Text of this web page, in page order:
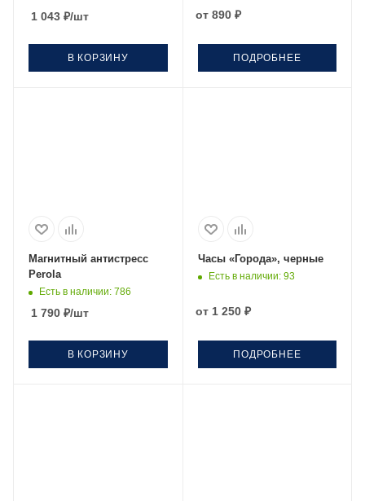
1 043 ₽/шт
В КОРЗИНУ
от 890 ₽
ПОДРОБНЕЕ
Магнитный антистресс
Perola
Есть в наличии: 786
1 790 ₽/шт
В КОРЗИНУ
Часы «Города», черные
Есть в наличии: 93
от 1 250 ₽
ПОДРОБНЕЕ